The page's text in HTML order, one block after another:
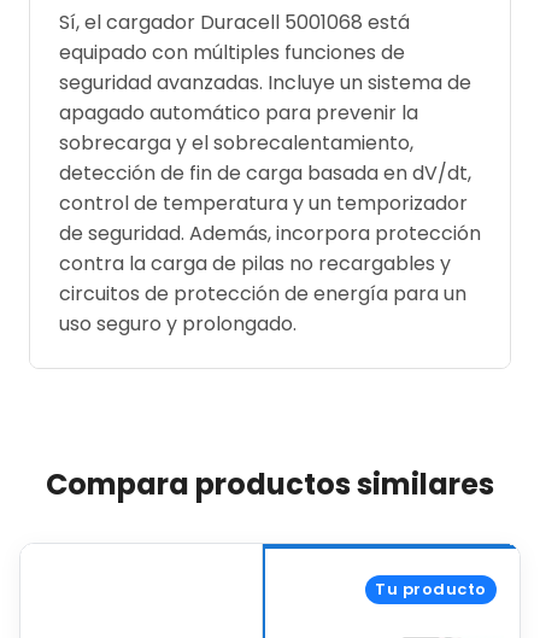
Sí, el cargador Duracell 5001068 está
equipado con múltiples funciones de
seguridad avanzadas. Incluye un sistema de
apagado automático para prevenir la
sobrecarga y el sobrecalentamiento,
detección de fin de carga basada en dV/dt,
control de temperatura y un temporizador
de seguridad. Además, incorpora protección
contra la carga de pilas no recargables y
circuitos de protección de energía para un
uso seguro y prolongado.
Compara productos similares
Tu producto